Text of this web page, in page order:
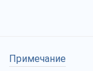
Примечание